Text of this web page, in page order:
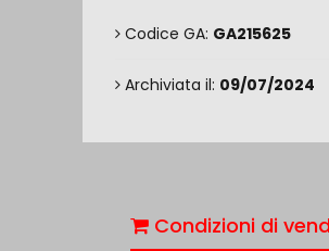
Codice GA: GA215625
Archiviata il: 09/07/2024
Condizioni di